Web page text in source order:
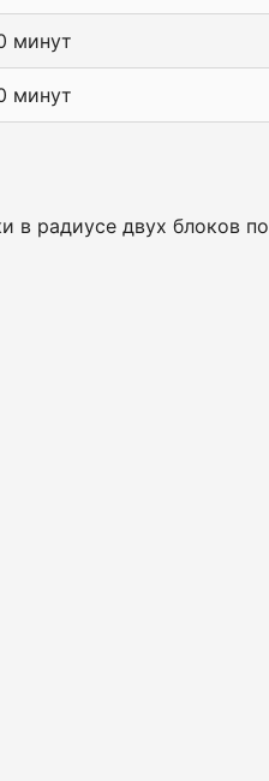
минут
минут
радиусе двух блоков